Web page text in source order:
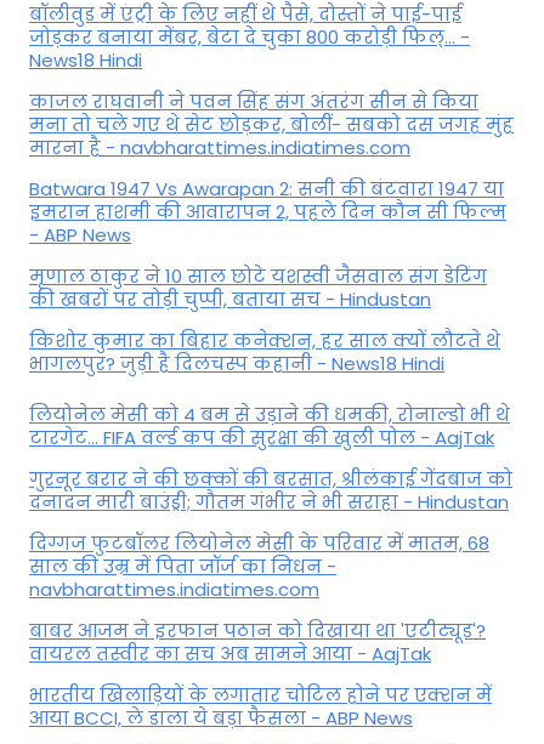
बॉलीवुड में एंट्री के लिए नहीं थे पैसे, दोस्तों ने पाई-पाई
जोड़कर बनाया मेंबर, बेटा दे चुका 800 करोड़ी फिल्... -
News18 Hindi
काजल राघवानी ने पवन सिंह संग अंतरंग सीन से किया
मना तो चले गए थे सेट छोड़कर, बोलीं- सबको दस जगह मुंह
मारना है - navbharattimes.indiatimes.com
Batwara 1947 Vs Awarapan 2: सनी की बंटवारा 1947 या
इमरान हाशमी की आवारापन 2, पहले दिन कौन सी फिल्म
- ABP News
मृणाल ठाकुर ने 10 साल छोटे यशस्वी जैसवाल संग डेटिंग
की खबरों पर तोड़ी चुप्पी, बताया सच - Hindustan
किशोर कुमार का बिहार कनेक्शन, हर साल क्यों लौटते थे
भागलपुर? जुड़ी है दिलचस्प कहानी - News18 Hindi
ल‍ियोनेल मेसी को 4 बम से उड़ाने की धमकी, रोनाल्डो भी थे
टारगेट... FIFA वर्ल्ड कप की सुरक्षा की खुली पोल - AajTak
गुरनूर बरार ने की छक्कों की बरसात, श्रीलंकाई गेंदबाज को
दनादन मारी बाउंड्री; गौतम गंभीर ने भी सराहा - Hindustan
दिग्गज फुटबॉलर लियोनेल मेसी के परिवार में मातम, 68
साल की उम्र में पिता जॉर्ज का निधन -
navbharattimes.indiatimes.com
बाबर आजम ने इरफान पठान को दिखाया था 'एटीट्यूड'?
वायरल तस्वीर का सच अब सामने आया - AajTak
भारतीय खिलाड़ियों के लगातार चोटिल होने पर एक्शन में
आया BCCI, ले डाला ये बड़ा फैसला - ABP News